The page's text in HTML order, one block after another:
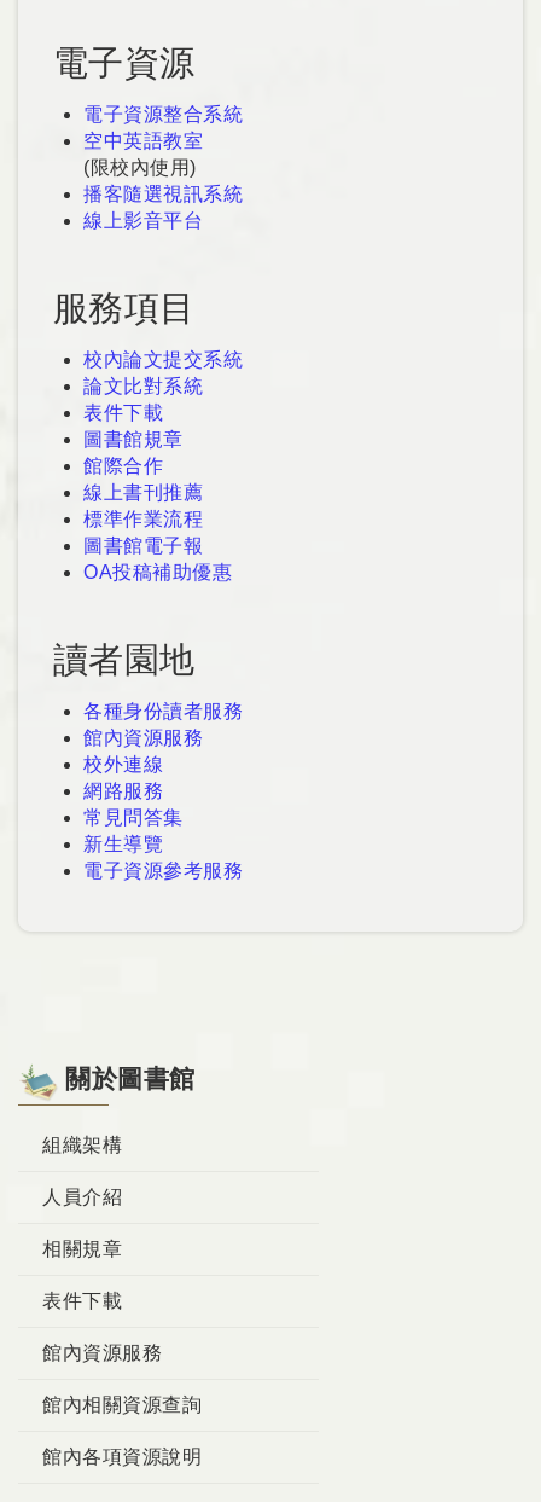
關於圖書館
組織架構
人員介紹
相關規章
表件下載
館內資源服務
館內相關資源查詢
館內各項資源說明
電子資源
電子資源整合系統
空中英語教室
(限校內使用)
播客隨選視訊系統
線上影音平台
服務項目
校內論文提交系統
論文比對系統
表件下載
圖書館規章
館際合作
線上書刊推薦
標準作業流程
圖書館電子報
OA投稿補助優惠
讀者園地
各種身份讀者服務
館內資源服務
校外連線
網路服務
常見問答集
新生導覽
電子資源參考服務